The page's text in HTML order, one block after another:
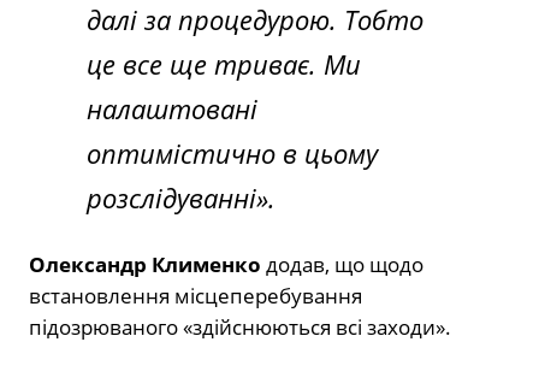
далі за процедурою. Тобто
це все ще триває. Ми
налаштовані
оптимістично в цьому
розслідуванні».
Олександр Клименко додав, що щодо
встановлення місцеперебування
підозрюваного «здійснюються всі заходи».